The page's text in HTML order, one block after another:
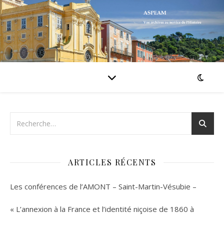
ARTICLES RÉCENTS
Les conférences de l’AMONT – Saint-Martin-Vésubie –
« L’annexion à la France et l’identité niçoise de 1860 à